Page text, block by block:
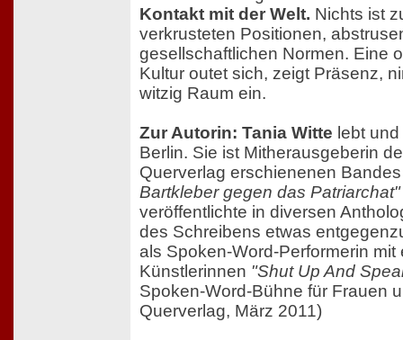
Kontakt mit der Welt. Nichts ist
verkrusteten Positionen,
gesellschaftlichen Normen. Eine
Kultur outet sich, zeigt Präsenz,
witzig Raum ein.
Zur Autorin: Tania Witte lebt
Berlin. Sie ist Mitherausgeberin
Querverlag erschienenen
Bartkleber gegen das Patriarchat"
veröffentlichte in diversen
des Schreibens etwas
als Spoken-Word-Performerin
Künstlerinnen "Shut Up And
Spoken-Word-Bühne für Frauen
Querverlag, März 2011)